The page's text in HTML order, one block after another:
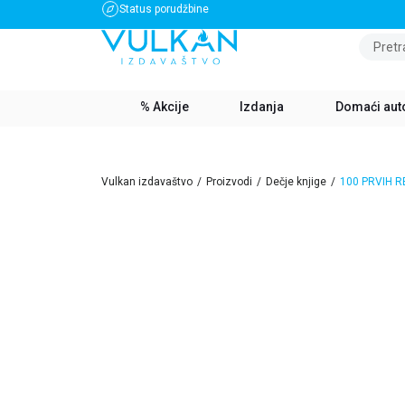
Status porudžbine
BESPLATNA DOSTAVA ZA IZNOS PREKO 3500 RSD
% Akcije Izdanja Domaći
Vulkan izdavaštvo Proizvodi Dečje knjige 100 PRVIH